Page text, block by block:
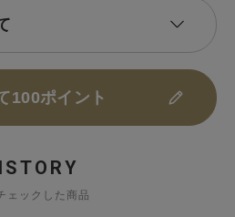
100ポイント
ェックした商品